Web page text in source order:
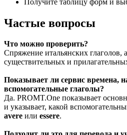
Частые вопросы
Что можно проверить?
Спряжение итальянских глаголов,
существительных и
Показывает ли сервис времена,
вспомогательные глаголы?
Да. PROMT.One показывает
и указывает, какой
avere или essere.